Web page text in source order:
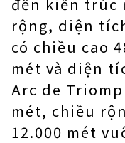
rộng, diện
có chiều cao
mét và diện
Arc de
mét, chiều
12.000 mét